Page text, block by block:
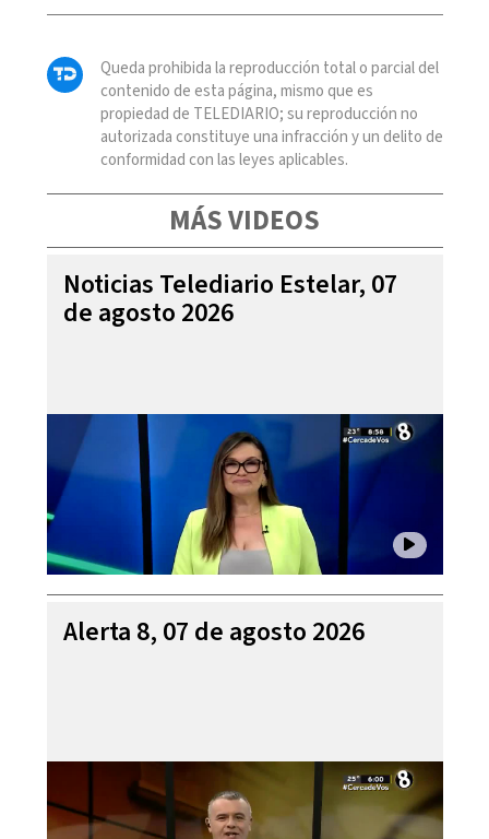
Queda prohibida la reproducción total o parcial del
contenido de esta página, mismo que es
propiedad de TELEDIARIO; su reproducción no
autorizada constituye una infracción y un delito de
conformidad con las leyes aplicables.
MÁS VIDEOS
Noticias Telediario Estelar, 07
de agosto 2026
Alerta 8, 07 de agosto 2026